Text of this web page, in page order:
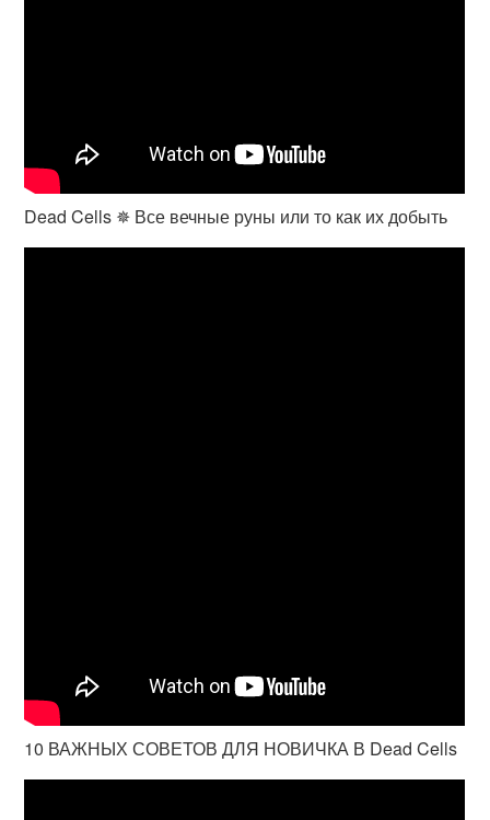
Dead Cells ✵ Все вечные руны или то как их добыть
10 ВАЖНЫХ СОВЕТОВ ДЛЯ НОВИЧКА В Dead Cells